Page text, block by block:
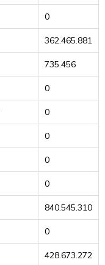
0
362.465.881
735.456
0
0
0
0
0
840.545.310
0
428.673.272